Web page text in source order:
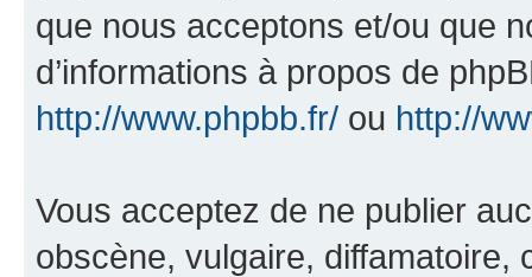
que nous acceptons et/ou que
d’informations à propos de
http://www.phpbb.fr/ ou http://
Vous acceptez de ne publier
obscène, vulgaire, diffamatoire,